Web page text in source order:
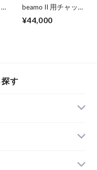
beamo II 用チャック
¥44,000
す